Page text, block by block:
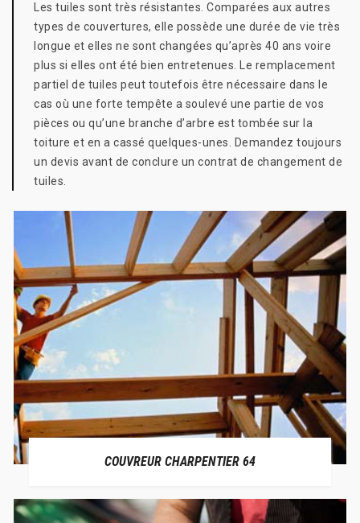
Les tuiles sont très résistantes. Comparées aux autres
types de couvertures, elle possède une durée de vie très
longue et elles ne sont changées qu’après 40 ans voire
plus si elles ont été bien entretenues. Le remplacement
partiel de tuiles peut toutefois être nécessaire dans le
cas où une forte tempête a soulevé une partie de vos
pièces ou qu’une branche d’arbre est tombée sur la
toiture et en a cassé quelques-unes. Demandez toujours
un devis avant de conclure un contrat de changement de
tuiles.
COUVREUR CHARPENTIER 64